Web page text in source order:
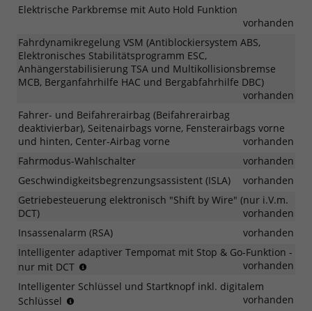
Kurven
und
Beschleunigung
die
voreingestellte
Geschwindigkeit
Fahrzeugen,
Fußgängern,
Radfahrern
Warnung
vor
beim
Linksabbiegen
Elektrische Parkbremse mit Auto Hold Funktion
vorhanden
Fahrdynamikregelung VSM (Antiblockiersystem ABS,
Elektronisches Stabilitätsprogramm ESC,
Anhängerstabilisierung TSA und Multikollisionsbremse
MCB, Berganfahrhilfe HAC und Bergabfahrhilfe DBC)
vorhanden
Fahrer- und Beifahrerairbag (Beifahrerairbag
deaktivierbar), Seitenairbags vorne, Fensterairbags vorne
und hinten, Center-Airbag vorne
vorhanden
Fahrmodus-Wahlschalter
vorhanden
Geschwindigkeitsbegrenzungsassistent (ISLA)
vorhanden
Getriebesteuerung elektronisch "Shift by Wire" (nur i.V.m.
DCT)
vorhanden
Insassenalarm (RSA)
vorhanden
Intelligenter adaptiver Tempomat mit Stop & Go-Funktion -
nur mit DCT
und
vorhanden
Intelligenter Schlüssel und Startknopf inkl. digitalem
Schlüssel
vorhanden